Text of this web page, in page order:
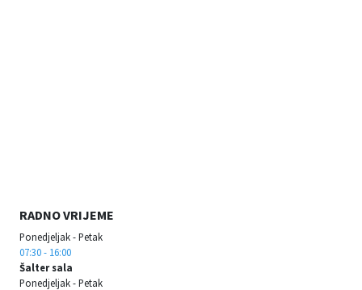
RADNO VRIJEME
Ponedjeljak - Petak
07:30 - 16:00
Šalter sala
Ponedjeljak - Petak